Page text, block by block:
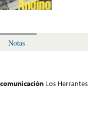
Notas
Los Herrantes